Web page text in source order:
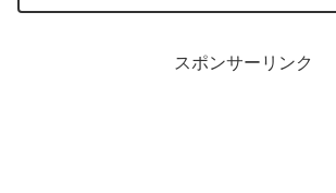
スポンサーリンク